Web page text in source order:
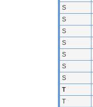
S
S
S
S
S
S
S
T
T